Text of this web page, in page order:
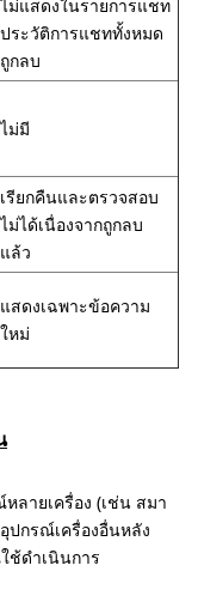
ไม่แสดงในรายการแชท
ประวัติการแชททั้งหมด
ถูกลบ
ไม่มี
เรียกคืนและตรวจสอบ
ไม่ได้เนื่องจากถูกลบ
แล้ว
แสดงเฉพาะข้อความ
ใหม่
ลายเครื่อง (เช่น สมา
ปกรณ์เครื่องอื่นหลัง
ดำเนินการ